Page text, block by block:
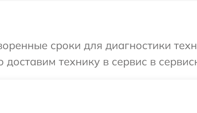
сроки для диагностики
технику в сервис в